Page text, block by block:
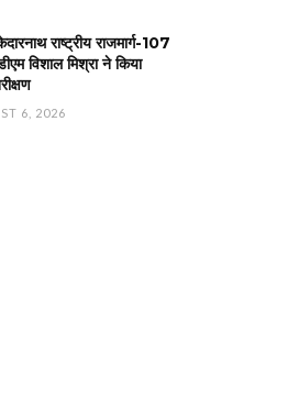
राष्ट्रीय राजमार्ग-107
विशाल मिश्रा ने किया
6, 2026